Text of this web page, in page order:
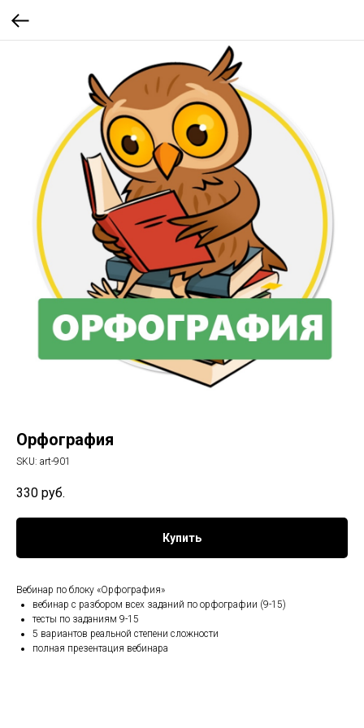
Орфография
SKU: art-901
330 руб.
Купить
Вебинар по блоку «Орфография»
вебинар с разбором всех заданий по орфографии (9-15)
тесты по заданиям 9-15
5 вариантов реальной степени сложности
полная презентация вебинара